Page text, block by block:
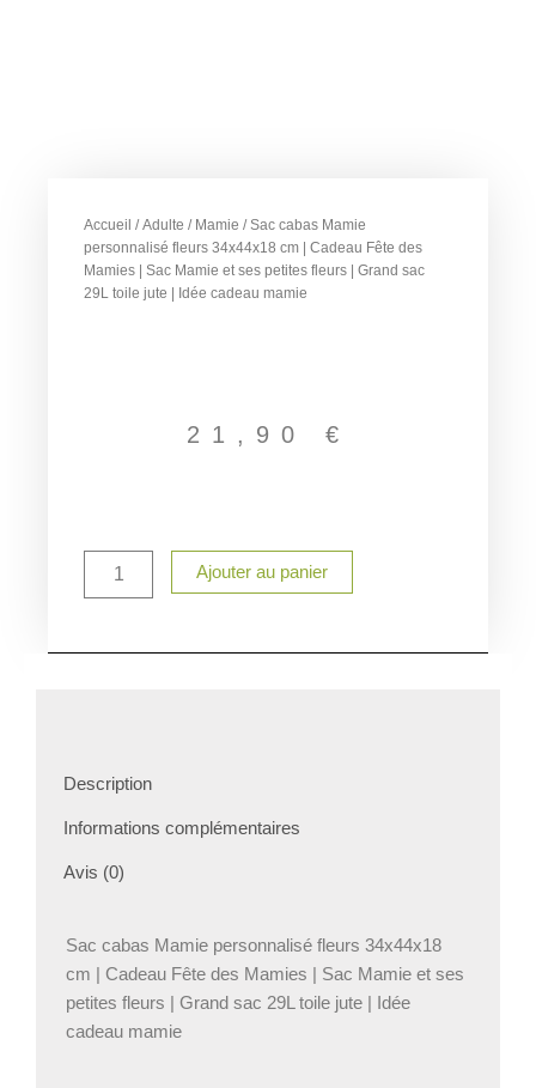
Accueil /Adulte / Mamie / Sac cabas Mamie
personnalisé fleurs 34x44x18 cm | Cadeau Fête des
Mamies | Sac Mamie et ses petites fleurs | Grand sac
29L toile jute | Idée cadeau mamie
21,90 €
Mamie
|
Cadeau
Fête
Mamies
Mamie
et
ses
petites
fleurs
Ajouter au panier
Description
Informations complémentaires
Avis (0)
Sac cabas Mamie personnalisé fleurs 34x44x18
cm | Cadeau Fête des Mamies | Sac Mamie et ses
petites fleurs | Grand sac 29L toile jute | Idée
cadeau mamie